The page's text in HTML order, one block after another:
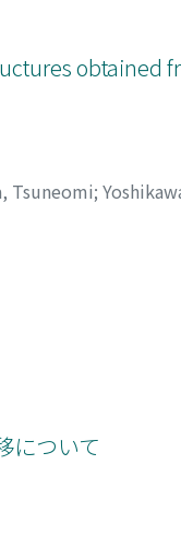
obtained
Tsuneomi;
について